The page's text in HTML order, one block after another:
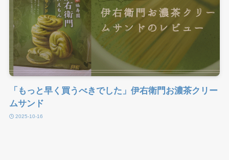
「もっと早く買うべきでした」伊右衛門お濃茶クリー
ムサンド
2025-10-16